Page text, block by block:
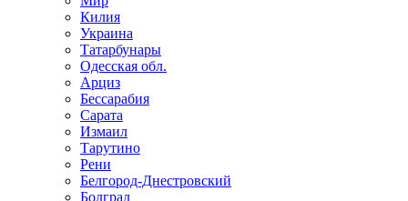
Килия
Украина
Татарбунары
Одесская обл.
Арциз
Бессарабия
Сарата
Измаил
Тарутино
Рени
Белгород-Днестровский
Болград